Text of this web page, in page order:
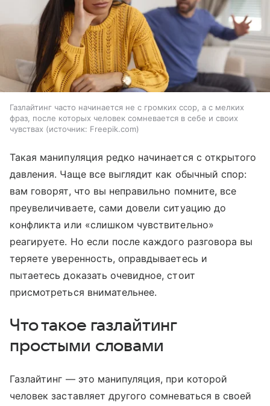
Газлайтинг часто начинается не с громких ссор, а с мелких
фраз, после которых человек сомневается в себе и своих
чувствах
источник: Freepik.com
Такая манипуляция редко начинается с открытого
давления. Чаще все выглядит как обычный спор:
вам говорят, что вы неправильно помните, все
преувеличиваете, сами довели ситуацию до
конфликта или «слишком чувствительно»
реагируете. Но если после каждого разговора вы
теряете уверенность, оправдываетесь и
пытаетесь доказать очевидное, стоит
присмотреться внимательнее.
Что такое газлайтинг
простыми словами
Газлайтинг — это манипуляция, при которой
человек заставляет другого сомневаться в своей